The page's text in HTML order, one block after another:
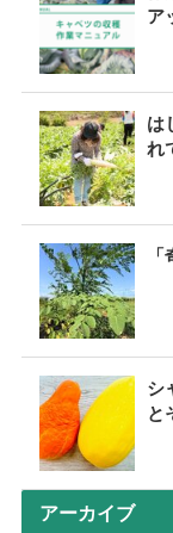
ア
は
れ
シ
と
アーカイブ